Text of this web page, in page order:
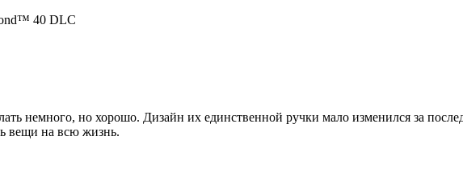
40 DLC
немного, но хорошо. Дизайн их единственной ручки мало изменился за
вещи на всю жизнь.